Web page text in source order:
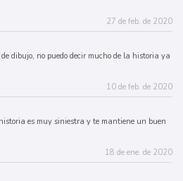
27 de feb. de 2020
dibujo, no puedo decir mucho de la historia ya
10 de feb. de 2020
es muy siniestra y te mantiene un buen
18 de ene. de 2020